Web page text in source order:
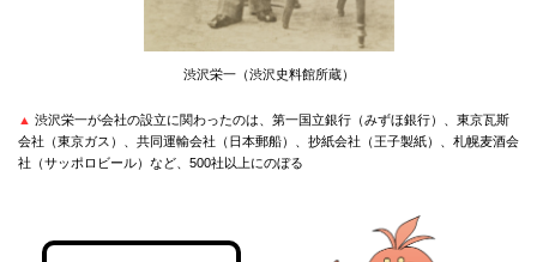
渋沢栄一（渋沢史料館所蔵）
▲ 渋沢栄一が会社の設立に関わったのは、第一国立銀行（みずほ銀行）、東京瓦斯
会社（東京ガス）、共同運輸会社（日本郵船）、抄紙会社（王子製紙）、札幌麦酒会
社（サッポロビール）など、500社以上にのぼる